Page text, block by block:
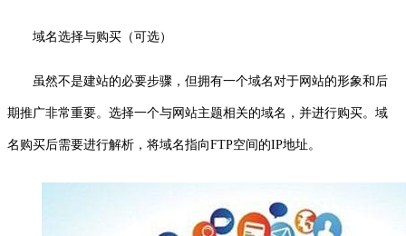
域名选择与购买（可选）
虽然不是建站的必要步骤，但拥有一个域名对于网站的形象和后
期推广非常重要。选择一个与网站主题相关的域名，并进行购买。域
名购买后需要进行解析，将域名指向FTP空间的IP地址。